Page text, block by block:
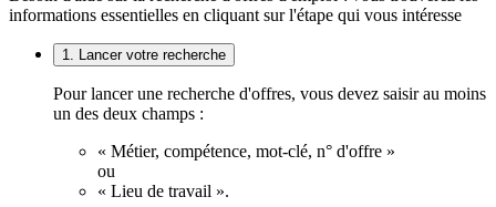
informations essentielles en cliquant sur l'étape qui vous intéresse
1. Lancer votre recherche
Pour lancer une recherche d'offres, vous devez saisir au moins
un des deux champs :
« Métier, compétence, mot-clé, n° d'offre »
ou
« Lieu de travail ».